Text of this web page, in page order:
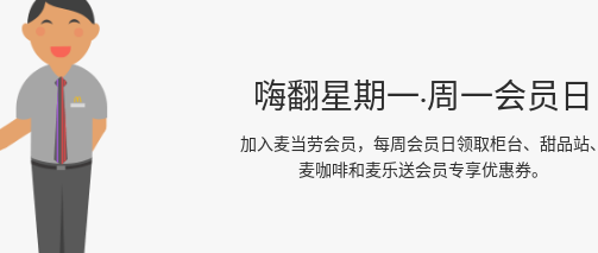
嗨翻星期一·周一会员日
加入麦当劳会员，每周会员日领取柜台、甜品站、
麦咖啡和麦乐送会员专享优惠券。